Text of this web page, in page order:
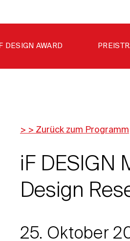
DESIGN AWARD
> > Zurück zum Programm
iF DESIGN
Design
25. Oktober